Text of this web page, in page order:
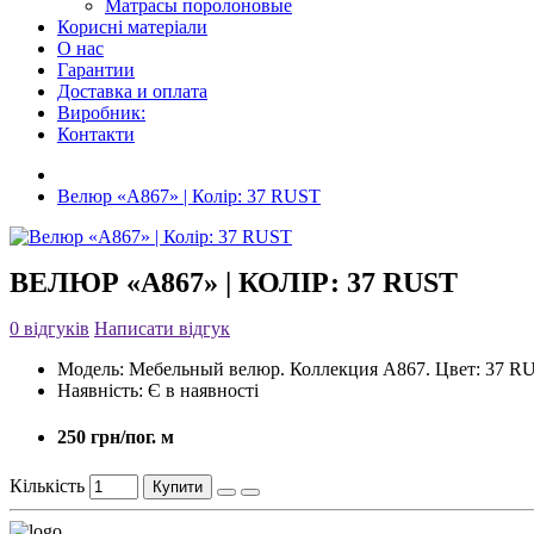
Матрасы поролоновые
Корисні матеріали
О нас
Гарантии
Доставка и оплата
Виробник:
Контакти
Велюр «A867» | Колір: 37 RUST
ВЕЛЮР «A867» | КОЛІР: 37 RUST
0 відгуків Написати відгук
Модель: Мебельный велюр. Коллекция A867. Цвет: 37
Наявність: Є в наявності
250 грн/пог. м
Кількість Купити